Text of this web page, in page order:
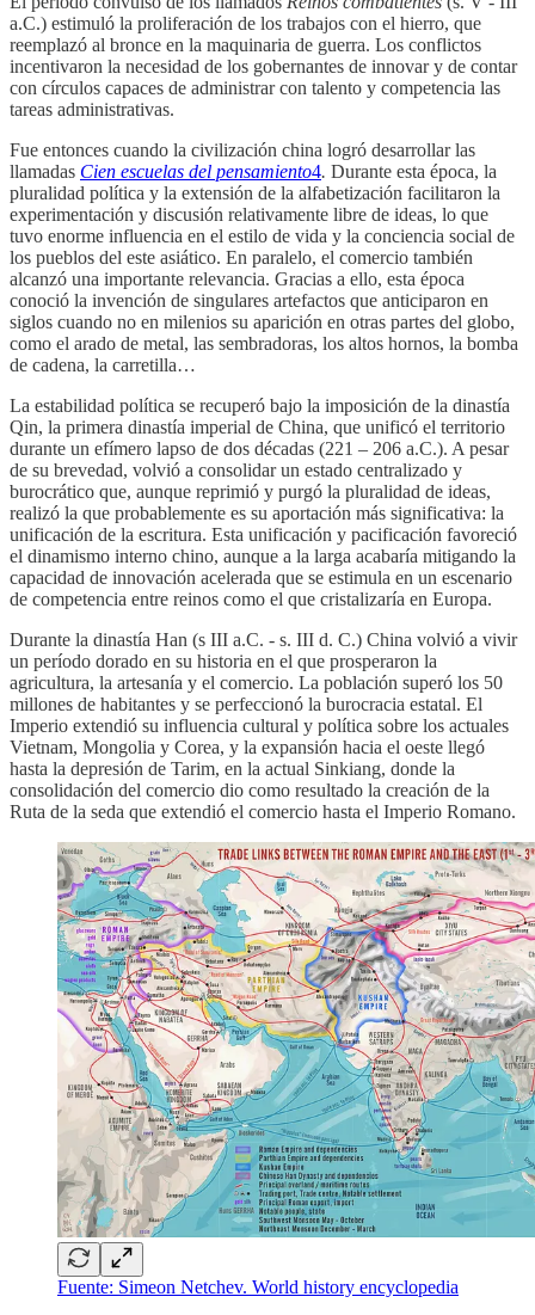
a.C.) estimuló la proliferación de los trabajos con el hierro, que
reemplazó al bronce en la maquinaria de guerra. Los conflictos
incentivaron la necesidad de los gobernantes de innovar y de contar
con círculos capaces de administrar con talento y competencia las
tareas administrativas.
Fue entonces cuando la civilización china logró desarrollar las
llamadas Cien escuelas del pensamiento4. Durante esta época, la
pluralidad política y la extensión de la alfabetización facilitaron la
experimentación y discusión relativamente libre de ideas, lo que
tuvo enorme influencia en el estilo de vida y la conciencia social de
los pueblos del este asiático. En paralelo, el comercio también
alcanzó una importante relevancia. Gracias a ello, esta época
conoció la invención de singulares artefactos que anticiparon en
siglos cuando no en milenios su aparición en otras partes del globo,
como el arado de metal, las sembradoras, los altos hornos, la bomba
de cadena, la carretilla…
La estabilidad política se recuperó bajo la imposición de la dinastía
Qin, la primera dinastía imperial de China, que unificó el territorio
durante un efímero lapso de dos décadas (221 – 206 a.C.). A pesar
de su brevedad, volvió a consolidar un estado centralizado y
burocrático que, aunque reprimió y purgó la pluralidad de ideas,
realizó la que probablemente es su aportación más significativa: la
unificación de la escritura. Esta unificación y pacificación favoreció
el dinamismo interno chino, aunque a la larga acabaría mitigando la
capacidad de innovación acelerada que se estimula en un escenario
de competencia entre reinos como el que cristalizaría en Europa.
Durante la dinastía Han (s III a.C. - s. III d. C.) China volvió a vivir
un período dorado en su historia en el que prosperaron la
agricultura, la artesanía y el comercio. La población superó los 50
millones de habitantes y se perfeccionó la burocracia estatal. El
Imperio extendió su influencia cultural y política sobre los actuales
Vietnam, Mongolia y Corea, y la expansión hacia el oeste llegó
hasta la depresión de Tarim, en la actual Sinkiang, donde la
consolidación del comercio dio como resultado la creación de la
Ruta de la seda que extendió el comercio hasta el Imperio Romano.
Fuente: Simeon Netchev. World history encyclopedia